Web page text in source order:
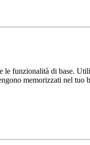
le funzionalità di base.
memorizzati nel tuo